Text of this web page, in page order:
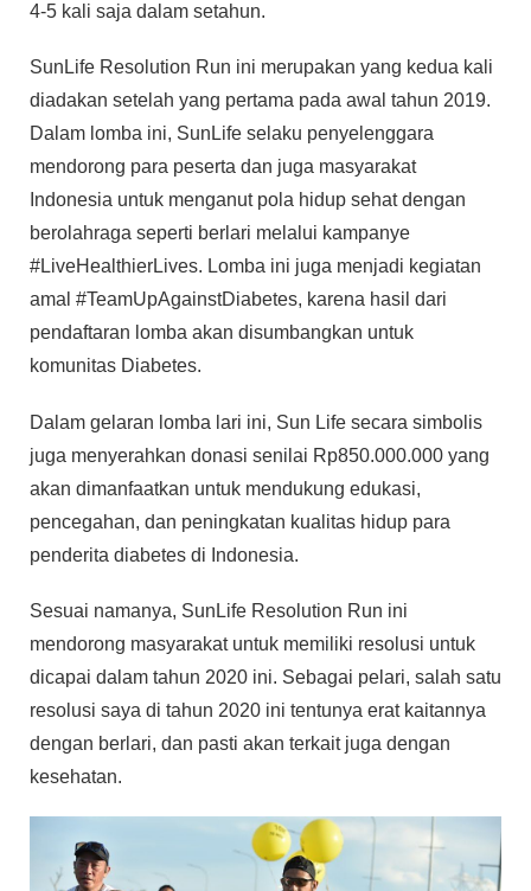
4-5 kali saja dalam setahun.
SunLife Resolution Run ini merupakan yang kedua kali
diadakan setelah yang pertama pada awal tahun 2019.
Dalam lomba ini, SunLife selaku penyelenggara
mendorong para peserta dan juga masyarakat
Indonesia untuk menganut pola hidup sehat dengan
berolahraga seperti berlari melalui kampanye
#LiveHealthierLives. Lomba ini juga menjadi kegiatan
amal #TeamUpAgainstDiabetes, karena hasil dari
pendaftaran lomba akan disumbangkan untuk
komunitas Diabetes.
Dalam gelaran lomba lari ini, Sun Life secara simbolis
juga menyerahkan donasi senilai Rp850.000.000 yang
akan dimanfaatkan untuk mendukung edukasi,
pencegahan, dan peningkatan kualitas hidup para
penderita diabetes di Indonesia.
Sesuai namanya, SunLife Resolution Run ini
mendorong masyarakat untuk memiliki resolusi untuk
dicapai dalam tahun 2020 ini. Sebagai pelari, salah satu
resolusi saya di tahun 2020 ini tentunya erat kaitannya
dengan berlari, dan pasti akan terkait juga dengan
kesehatan.